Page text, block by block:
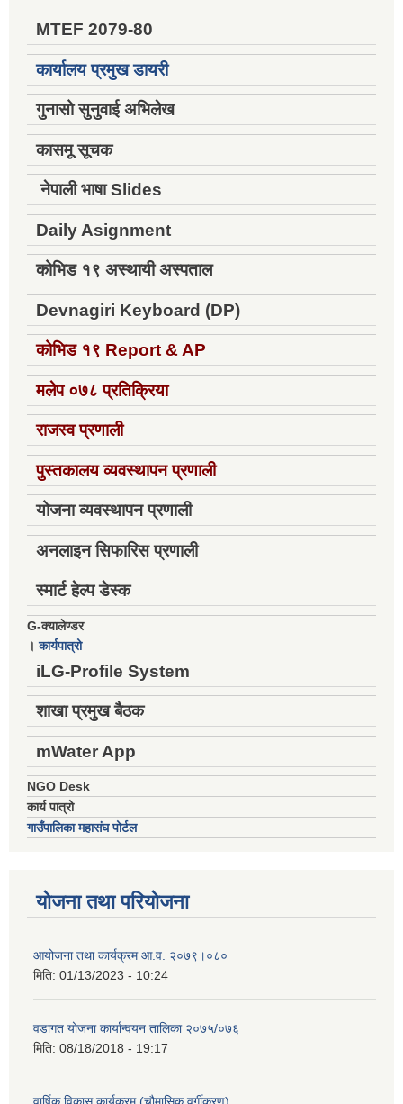
MTEF 2079-80
कार्यालय प्रमुख डायरी
गुनासो सुनुवाई अभिलेख
कासमू सूचक
नेपाली भाषा Slides
Daily Asignment
कोभिड १९ अस्थायी अस्पताल
Devnagiri Keyboard (DP)
कोभिड १९ Report & AP
मलेप ०७८ प्रतिक्रिया
राजस्व प्रणाली
पुस्तकालय व्यवस्थापन प्रणाली
योजना व्यवस्थापन प्रणाली
अनलाइन सिफारिस प्रणाली
स्मार्ट हेल्प डेस्क
G-क्यालेण्डर
।कार्यपात्रो
iLG-Profile System
शाखा प्रमुख बैठक
mWater App
NGO Desk
कार्य पात्रो
गाउँपालिका महासंघ पोर्टल
योजना तथा परियोजना
आयोजना तथा कार्यक्रम आ.व. २०७९।०८०
मिति: 01/13/2023 - 10:24
वडागत योजना कार्यान्वयन तालिका २०७५/०७६
मिति: 08/18/2018 - 19:17